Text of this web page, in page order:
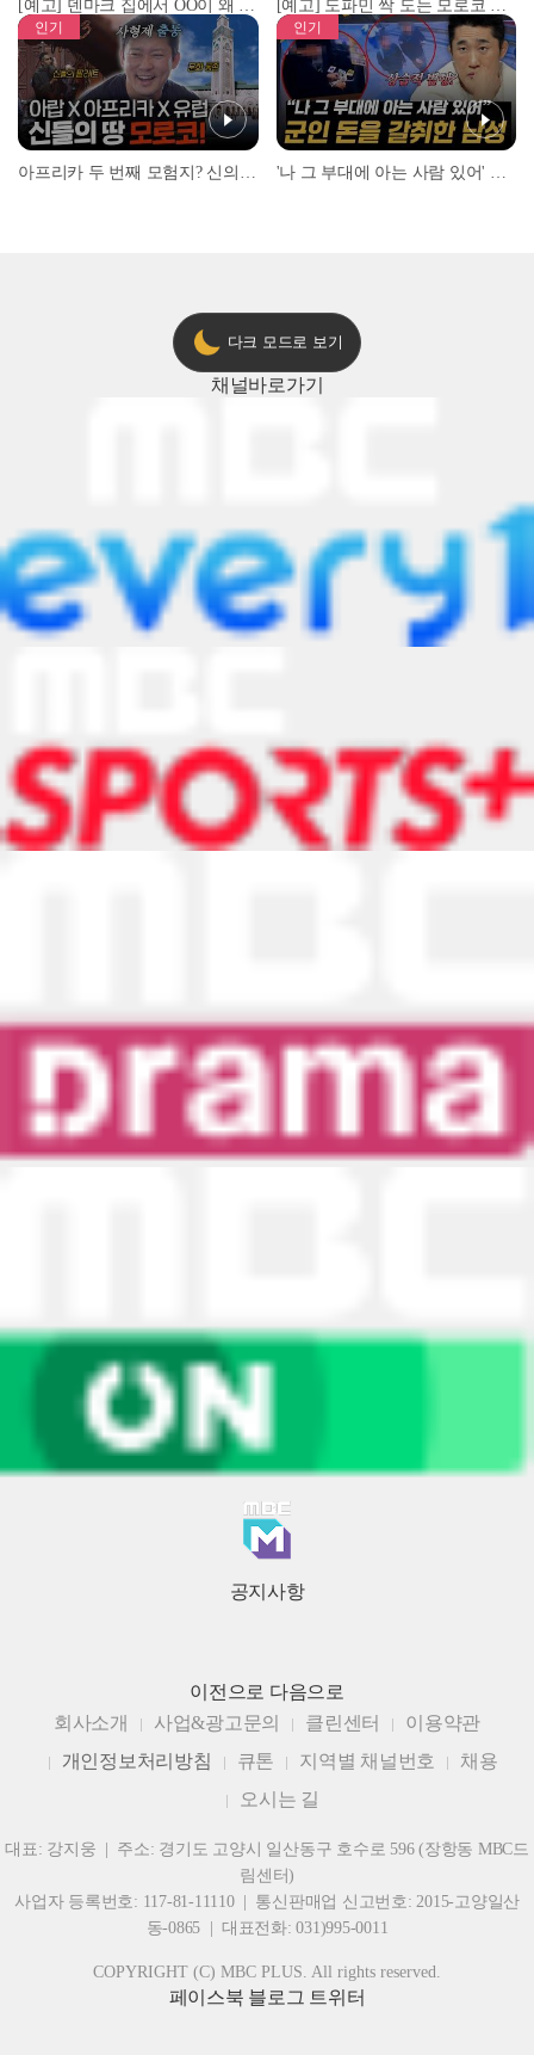
[예고] 덴마크 집에서 OO이 왜 나와...? 이상할 정도로 한국을 사랑하는 우리 형을 제보합니다! [예고] 도파민 싹 도는 모로코 야시장 투어!
인기 인기
다크 모드로 보기
채널바로가기
공지사항
이전으로 다음으로
회사소개
사업&광고문의 클린센터
이용약관
개인정보처리방침
큐톤 지역별 채널번호
채용
오시는 길
대표: 강지웅 | 주소: 경기도 고양시 일산동구 호수로 596 (장항동 MBC드
림센터)
사업자 등록번호: 117-81-11110 | 통신판매업 신고번호: 2015-고양일산
동-0865 | 대표전화: 031)995-0011
COPYRIGHT (C) MBC PLUS. All rights reserved.
페이스북 블로그 트위터